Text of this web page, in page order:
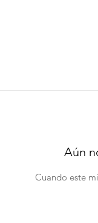
Aún
Cuando este